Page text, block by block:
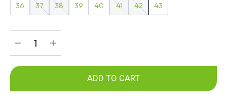
36 37 38 39 40 41 42 43
ADD TO CART